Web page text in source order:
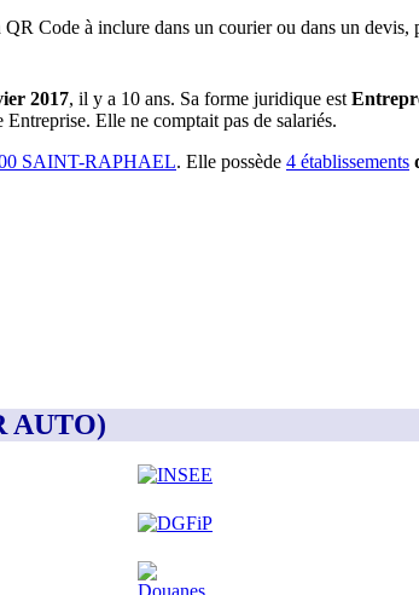
Code à inclure dans un courier ou dans un devis,
2017, il y a 10 ans. Sa forme juridique est
Entreprise. Elle ne comptait pas de salariés.
SAINT-RAPHAEL. Elle possède 4 établissements
AUTO)